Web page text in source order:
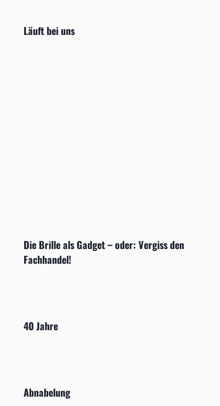
Läuft bei uns
Die Brille als Gadget – oder: Vergiss den
Fachhandel!
40 Jahre
Abnabelung